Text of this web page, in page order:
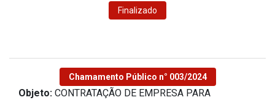
Finalizado
Chamamento Público n° 003/2024
Objeto: CONTRATAÇÃO DE EMPRESA PARA